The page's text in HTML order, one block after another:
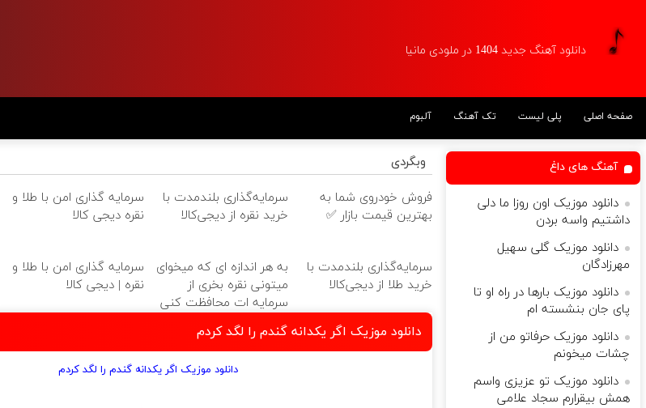
دانلود آهنگ جدید 1404 در ملودی مانیا
صفحه اصلی پلی لیست تک آهنگ آلبوم
وبگردی
فروش خودروی شما به
بهترین قیمت بازار ✅
سرمایه‌گذاری بلندمدت با
خرید نقره از دیجی‌کالا
سرمایه گذاری امن با طلا و
نقره دیجی کالا
سرمایه‌گذاری بلندمدت با
خرید طلا از دیجی‌کالا
به هر اندازه ای که میخوای
میتونی نقره بخری از
سرمایه ات محافظت کنی
سرمایه گذاری امن با طلا و
نقره | دیجی کالا
دانلود موزیک اگر یکدانه گندم را لگد کردم
دانلود موزیک اگر یکدانه گندم را لگد کردم
آهنگ های داغ
دانلود موزیک اون روزا ما دلی
داشتیم واسه بردن
دانلود موزیک گلی سهیل
مهرزادگان
دانلود موزیک بارها در راه او تا
پای جان بنشسته ام
دانلود موزیک حرفاتو من از
چشات میخونم
دانلود موزیک تو عزیزی واسم
همش بیقرارم سجاد علامی